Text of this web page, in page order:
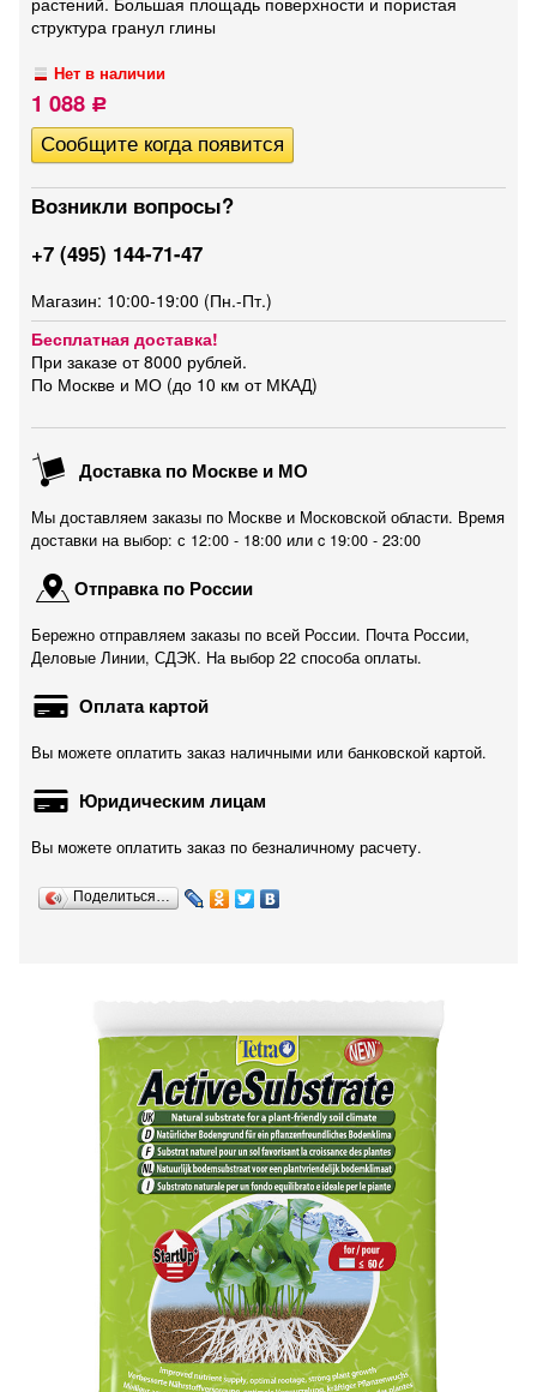
структура гранул глины
Нет в наличии
1 088 Р
Возникли вопросы?
+7 (495) 144-71-47
Магазин: 10:00-19:00 (Пн.-Пт.)
Бесплатная доставка!
При заказе от 8000 рублей.
По Москве и МО (до 10 км от МКАД)
Доставка по Москве и МО
Мы доставляем заказы по Москве и Московской области. Время
доставки на выбор: с 12:00 - 18:00 или c 19:00 - 23:00
Отправка по России
Бережно отправляем заказы по всей России. Почта России,
Деловые Линии, СДЭК. На выбор 22 способа оплаты.
Оплата картой
Вы можете оплатить заказ наличными или банковской картой.
Юридическим лицам
Вы можете оплатить заказ по безналичному расчету.
Поделиться…